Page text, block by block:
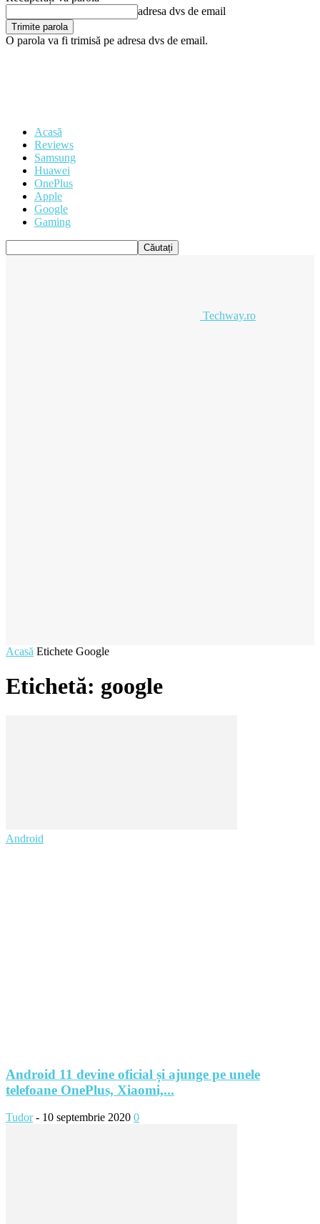
adresa dvs de email
O parola va fi trimisă pe adresa dvs de email.
Acasă
Reviews
Samsung
Huawei
OnePlus
Apple
Google
Gaming
Techway.ro
Acasă Etichete Google
Etichetă: google
Android
Android 11 devine oficial și ajunge pe unele
telefoane OnePlus, Xiaomi,...
Tudor - 10 septembrie 2020 0